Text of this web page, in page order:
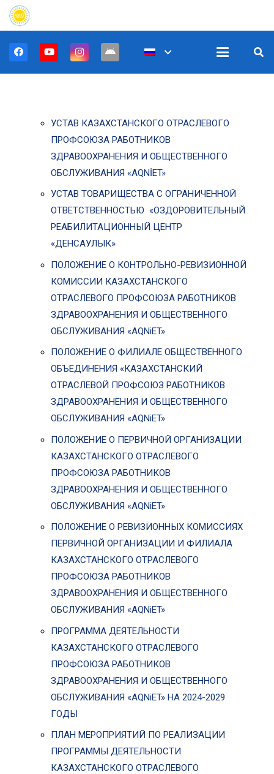
УСТАВ КАЗАХСТАНСКОГО ОТРАСЛЕВОГО
ПРОФСОЮЗА РАБОТНИКОВ
ЗДРАВООХРАНЕНИЯ И ОБЩЕСТВЕННОГО
ОБСЛУЖИВАНИЯ «AQNİET»
УСТАВ ТОВАРИЩЕСТВА С ОГРАНИЧЕННОЙ
ОТВЕТСТВЕННОСТЬЮ «ОЗДОРОВИТЕЛЬНЫЙ
РЕАБИЛИТАЦИОННЫЙ ЦЕНТР
«ДЕНСАУЛЫК»
ПОЛОЖЕНИЕ О КОНТРОЛЬНО-РЕВИЗИОННОЙ
КОМИССИИ КАЗАХСТАНСКОГО
ОТРАСЛЕВОГО ПРОФСОЮЗА РАБОТНИКОВ
ЗДРАВООХРАНЕНИЯ И ОБЩЕСТВЕННОГО
ОБСЛУЖИВАНИЯ «AQNiET»
ПОЛОЖЕНИЕ О ФИЛИАЛЕ ОБЩЕСТВЕННОГО
ОБЪЕДИНЕНИЯ «КАЗАХСТАНСКИЙ
ОТРАСЛЕВОЙ ПРОФСОЮЗ РАБОТНИКОВ
ЗДРАВООХРАНЕНИЯ И ОБЩЕСТВЕННОГО
ОБСЛУЖИВАНИЯ «AQNiET»
ПОЛОЖЕНИЕ О ПЕРВИЧНОЙ ОРГАНИЗАЦИИ
КАЗАХСТАНСКОГО ОТРАСЛЕВОГО
ПРОФСОЮЗА РАБОТНИКОВ
ЗДРАВООХРАНЕНИЯ И ОБЩЕСТВЕННОГО
ОБСЛУЖИВАНИЯ «AQNiET»
ПОЛОЖЕНИЕ О РЕВИЗИОННЫХ КОМИССИЯХ
ПЕРВИЧНОЙ ОРГАНИЗАЦИИ И ФИЛИАЛА
КАЗАХСТАНСКОГО ОТРАСЛЕВОГО
ПРОФСОЮЗА РАБОТНИКОВ
ЗДРАВООХРАНЕНИЯ И ОБЩЕСТВЕННОГО
ОБСЛУЖИВАНИЯ «AQNiET»
ПРОГРАММА ДЕЯТЕЛЬНОСТИ
КАЗАХСТАНСКОГО ОТРАСЛЕВОГО
ПРОФСОЮЗА РАБОТНИКОВ
ЗДРАВООХРАНЕНИЯ И ОБЩЕСТВЕННОГО
ОБСЛУЖИВАНИЯ «AQNiET» НА 2024-2029
ГОДЫ
ПЛАН МЕРОПРИЯТИЙ ПО РЕАЛИЗАЦИИ
ПРОГРАММЫ ДЕЯТЕЛЬНОСТИ
КАЗАХСТАНСКОГО ОТРАСЛЕВОГО